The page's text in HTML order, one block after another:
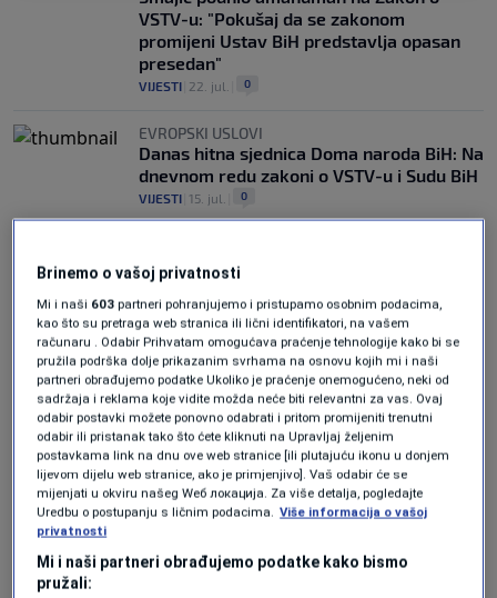
VSTV-u: "Pokušaj da se zakonom
promijeni Ustav BiH predstavlja opasan
presedan"
VIJESTI 22. jul. 0
EVROPSKI USLOVI
Danas hitna sjednica Doma naroda BiH: Na
dnevnom redu zakoni o VSTV-u i Sudu BiH
VIJESTI 15. jul. 0
Predstavnički dom PSBiH danas o zakonu
o VSTV-u, Sudu BiH i Apelacionom sudu
BiH
VIJESTI|29. apr.| 0
Oglas
Brinemo o vašoj privatnosti
Mi i naši 603 partneri pohranjujemo i pristupamo osobnim podacima,
kao što su pretraga web stranica ili lični identifikatori, na vašem
računaru . Odabir Prihvatam omogućava praćenje tehnologije kako bi se
pružila podrška dolje prikazanim svrhama na osnovu kojih mi i naši
partneri obrađujemo podatke Ukoliko je praćenje onemogućeno, neki od
sadržaja i reklama koje vidite možda neće biti relevantni za vas. Ovaj
odabir postavki možete ponovno odabrati i pritom promijeniti trenutni
odabir ili pristanak tako što ćete kliknuti na Upravljaj željenim
postavkama link na dnu ove web stranice [ili plutajuću ikonu u donjem
lijevom dijelu web stranice, ako je primjenjivo]. Vaš odabir će se
mijenjati u okviru našeg Wеб локација. Za više detalja, pogledajte
Uredbu o postupanju s ličnim podacima. Više informacija o vašoj
privatnosti
Mi i naši partneri obrađujemo podatke kako bismo
pružali: